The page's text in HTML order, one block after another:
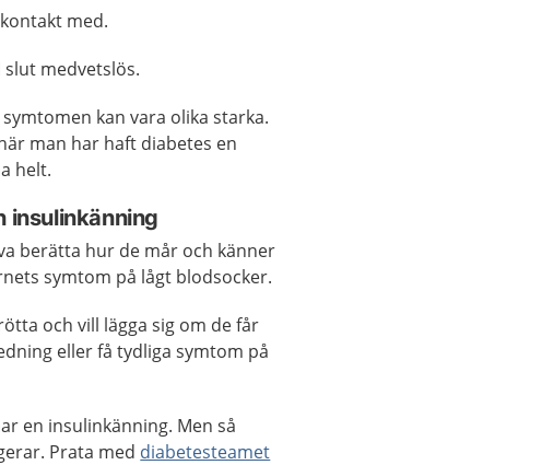
med.
medvetslös.
kan vara olika starka.
man har haft diabetes en
helt.
insulinkänning
berätta hur de mår och känner
symtom på lågt blodsocker.
och vill lägga sig om de får
eller få tydliga symtom på
en insulinkänning. Men så
Prata med diabetesteamet